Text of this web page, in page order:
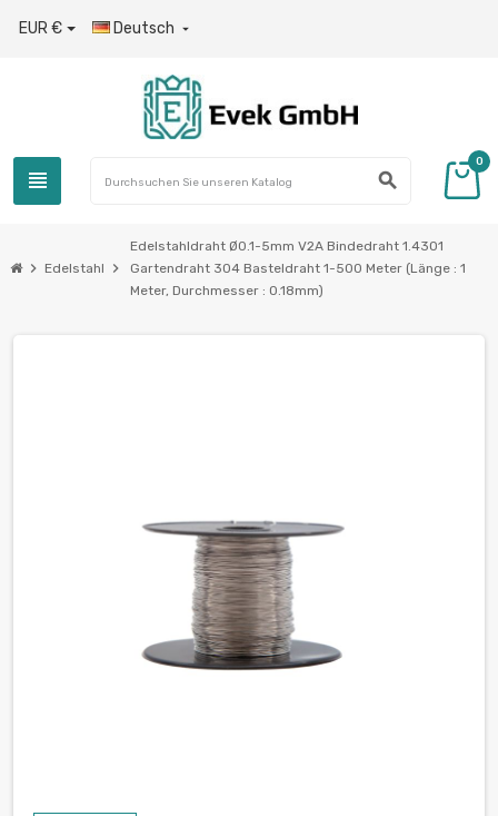
EUR € Deutsch 
view_headline search
0
chevron_right Edelstahl chevron_right
Edelstahldraht Ø0.1-5mm V2A Bindedraht 1.4301
Gartendraht 304 Basteldraht 1-500 Meter (Länge : 1
Meter, Durchmesser : 0.18mm)